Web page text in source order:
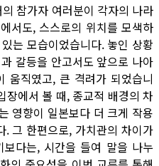
참가자 여러분이 각자의 나라
서도, 스스로의 위치를 모색하
는 모습이었습니다. 놓인 상황
갈등을 안고서도 앞으로 나아
움직였고, 큰 격려가 되었습니
장에서 볼 때, 종교적 배경의 차
영향이 일본보다 더 크게 작용
. 그 한편으로, 가치관의 차이가
보다는, 시간을 들여 말을 나누